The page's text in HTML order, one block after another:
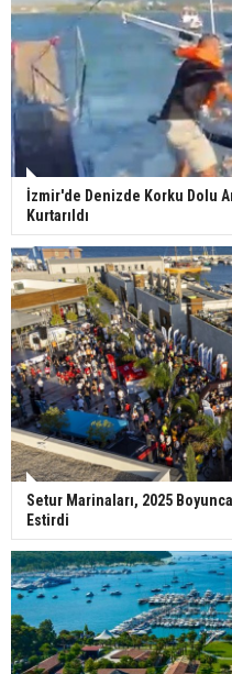
İzmir'de Denizde Korku Dolu
Kurtarıldı
Setur Marinaları, 2025
Estirdi